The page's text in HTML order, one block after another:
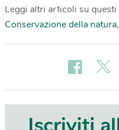
Leggi altri articoli su questi
Conservazione della natura,